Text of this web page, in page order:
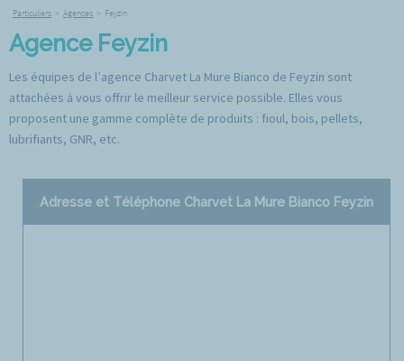
Particuliers > Agences > Feyzin
Agence Feyzin
Les équipes de l’agence Charvet La Mure Bianco de Feyzin sont
attachées à vous offrir le meilleur service possible. Elles vous
proposent une gamme complète de produits : fioul, bois, pellets,
lubrifiants, GNR, etc.
Adresse et Téléphone Charvet La Mure Bianco Feyzin